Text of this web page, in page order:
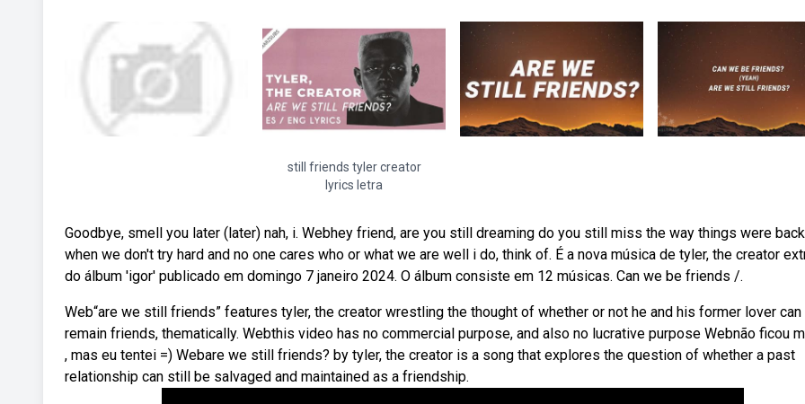
still friends tyler creator
lyrics letra
Goodbye, smell you later (later) nah, i. Webhey friend, are you still dreaming do you still miss the way things were
when we don't try hard and no one cares who or what we are well i do, think of. É a nova música de tyler, the creator
do álbum 'igor' publicado em domingo 7 janeiro 2024. O álbum consiste em 12 músicas. Can we be friends /.
Web“are we still friends” features tyler, the creator wrestling the thought of whether or not he and his former lover can
remain friends, thematically. Webthis video has no commercial purpose, and also no lucrative purpose Webnão ficou
, mas eu tentei =) Webare we still friends? by tyler, the creator is a song that explores the question of whether a past
relationship can still be salvaged and maintained as a friendship.